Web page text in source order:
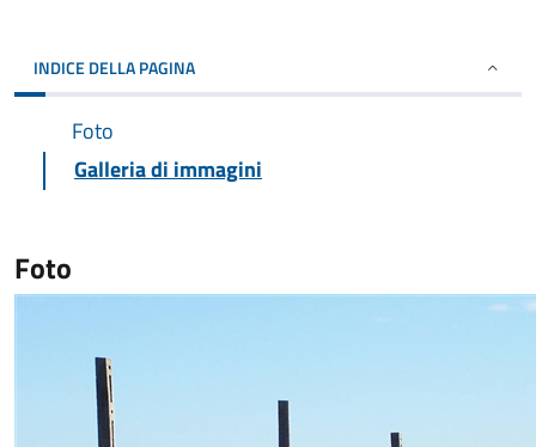
INDICE DELLA PAGINA
Foto
Galleria di immagini
Foto